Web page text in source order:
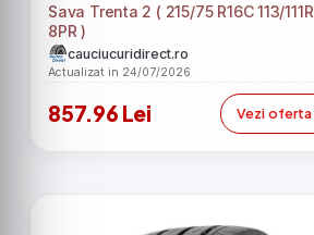
Sava Trenta 2 ( 215/75 R16C 113/111R
8PR )
cauciucuridirect.ro
Actualizat in 24/07/2026
857.96 Lei Vezi oferta